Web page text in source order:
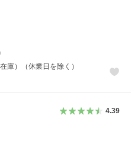
庫）（休業日を除く）
4.39